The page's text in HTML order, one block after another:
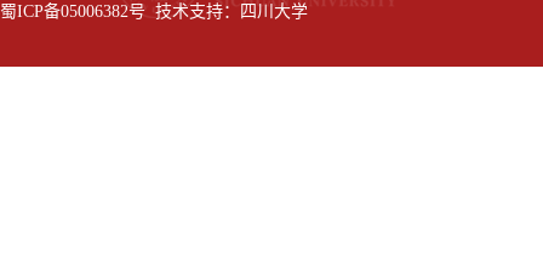
蜀ICP备05006382号 技术支持：四川大学